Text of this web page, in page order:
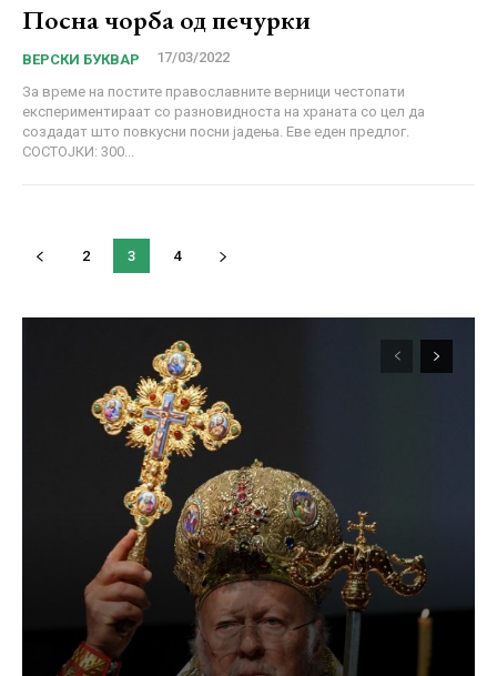
Посна чорба од печурки
ВЕРСКИ БУКВАР 17/03/2022
За време на постите православните верници честопати
експериментираат со разновидноста на храната со цел да
создадат што повкусни посни јадења. Еве еден предлог.
СОСТОЈКИ: 300...
2 3 4